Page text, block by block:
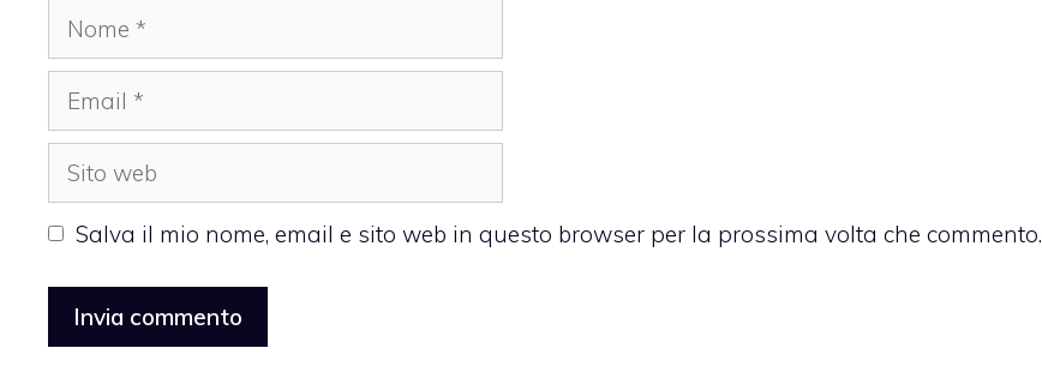
Nome
Email
Sito
web
Salva il mio nome, email e sito web in questo browser per la prossima volta che commento.